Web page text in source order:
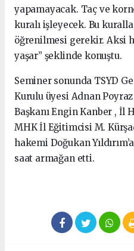
yapamayacak. Taç ve
kuralı işleyecek. Bu
öğrenilmesi gerekir. Aksi
yaşar” şeklinde konuştu.
Seminer sonunda TSYD
Kurulu üyesi Adnan Poyraz
Başkanı Engin Kanber , İl
MHK İl Eğitimcisi M.
hakemi Doğukan
saat armağan etti.